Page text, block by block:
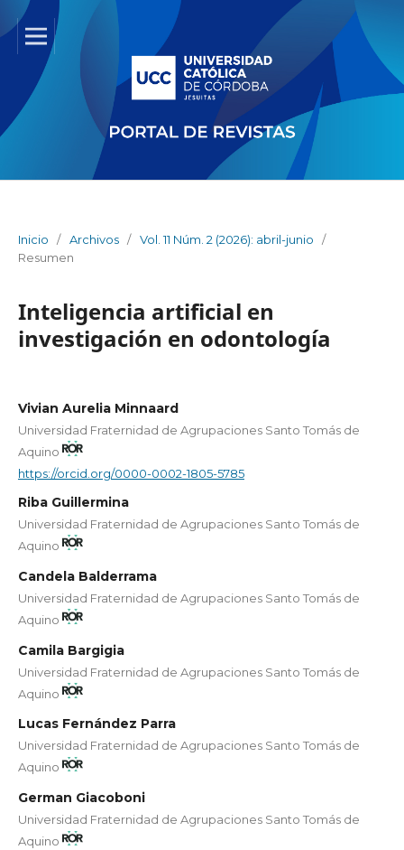
Inicio / Archivos / Vol. 11 Núm. 2 (2026): abril-junio
/
Resumen
Inteligencia artificial en
investigación en odontología
Vivian Aurelia Minnaard
Universidad Fraternidad de Agrupaciones Santo Tomás de
Aquino
https://orcid.org/0000-0002-1805-5785
Riba Guillermina
Universidad Fraternidad de Agrupaciones Santo Tomás de
Aquino
Candela Balderrama
Universidad Fraternidad de Agrupaciones Santo Tomás de
Aquino
Camila Bargigia
Universidad Fraternidad de Agrupaciones Santo Tomás de
Aquino
Lucas Fernández Parra
Universidad Fraternidad de Agrupaciones Santo Tomás de
Aquino
German Giacoboni
Universidad Fraternidad de Agrupaciones Santo Tomás de
Aquino